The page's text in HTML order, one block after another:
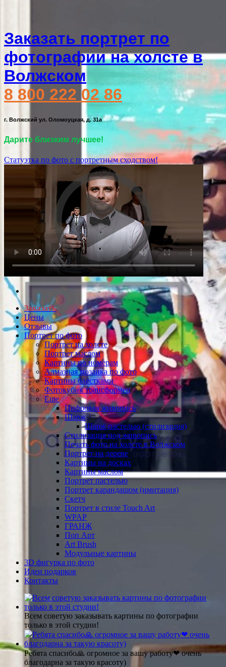
Заказать портрет по
фотографии на холсте в
Волжском
8 800 222 02 86
г. Волжский ул. Оломоуцкая, д. 31а
Дарите близким лучшее!
Статуэтка по фото с портретным сходством!
Заказать
Цены
Отзывы
Портрет по фото
Портрет на холсте
Портрет маслом
Картины по номерам
Алмазная мозаика по фото
Картины блестками
Фотокубик трансформер
Еще
Цифровая живопись
Шарж
Шарж пастелью (стилизация)
Стилизация под живопись
Печать фото на холсте в Волжском
Портрет на дереве
Картины на досках
Картины маслом
Портрет пастелью
Портрет карандашом (имитация)
Скетч
Портрет в стиле Touch Art
WPAP
ГРАНЖ
Поп Арт
Art Brush
Модульные картины
3D фигурка по фото
Идеи подарков
Контакты
Всем советую заказывать картины по фотографии
только в этой студии!
Ребята спасибо🙏 огромное за вашу работу❤ очень
благодарна за такую красоту)